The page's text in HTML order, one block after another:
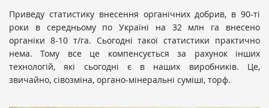
Приведу статистику внесення органічних добрив, в 90-ті
роки в середньому по Україні на 32 млн га внесено
органіки 8-10 т/га. Сьогодні такої статистики практично
нема. Тому все це компенсується за рахунок інших
технологій, які сьогодні є в наших виробників. Це,
звичайно, сівозміна, органо-мінеральні суміші, торф.